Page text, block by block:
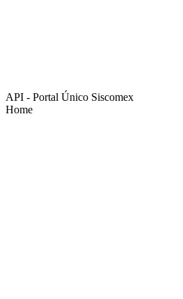
API - Portal Único Siscomex
Home